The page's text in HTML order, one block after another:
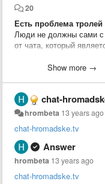
20
Есть проблема тролей
Люди не должны сами с
от чата, который
того иммено его
Троли и боты пытаются
Розсеим их первыми!
Со своей стороны
основе IT сообщества
самоорганизоваться и
помощь(
дневных эфиров на
Show more →
chat-hromadske.tv
hrombeta 13 years ago
chat-hromadske.tv
Answer
hrombeta 13 years ago
chat-hromadske.tv